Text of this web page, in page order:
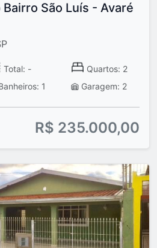
Bairro São Luís - Avaré
Total: -
Quartos: 2
1 Garagem: 2
R$ 235.000,00